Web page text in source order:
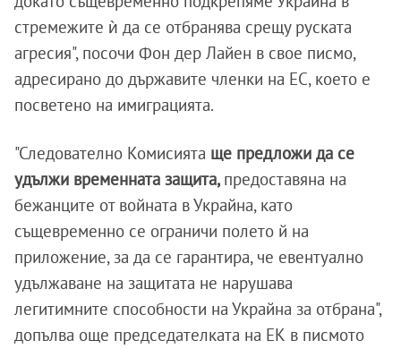
стремежите ѝ да се отбранява срещу руската
агресия", посочи Фон дер Лайен в свое писмо,
адресирано до държавите членки на ЕС, което е
посветено на имиграцията.
"Следователно Комисията ще предложи да се
удължи временната защита, предоставяна на
бежанците от войната в Украйна, като
същевременно се ограничи полето й на
приложение, за да се гарантира, че евентуално
удължаване на защитата не нарушава
легитимните способности на Украйна за отбрана",
допълва още председателката на ЕК в писмото